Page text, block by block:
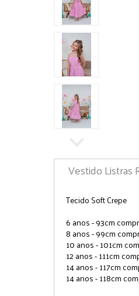
Vestido Listras
Tecido Soft Crepe
6 anos - 93cm
8 anos - 99cm
10 anos - 101cm
12 anos - 111cm
14 anos - 117cm
14 anos - 118cm